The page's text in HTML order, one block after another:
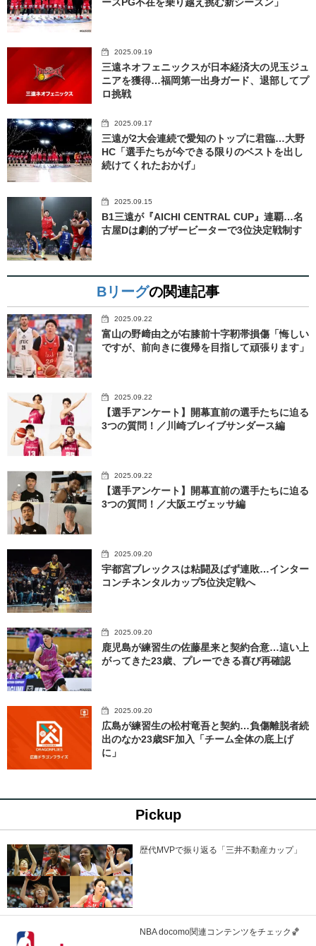
ースPG不在を乗り越え挑む新シーズン」
2025.09.19
三遠ネオフェニックスが日本経済大の児玉ジュ
ニアを獲得…福岡第一出身ガード、退部してプ
ロ挑戦
2025.09.17
三遠が2大会連続で愛知のトップに君臨…大野
HC「選手たちが今できる限りのベストを出し
続けてくれたおかげ」
2025.09.15
B1三遠が『AICHI CENTRAL CUP』連覇…名
古屋Dは劇的ブザービーターで3位決定戦制す
Bリーグの関連記事
2025.09.22
富山の野﨑由之が右膝前十字靭帯損傷「悔しい
ですが、前向きに復帰を目指して頑張ります」
2025.09.22
【選手アンケート】開幕直前の選手たちに迫る
3つの質問！／川崎ブレイブサンダース編
2025.09.22
【選手アンケート】開幕直前の選手たちに迫る
3つの質問！／大阪エヴェッサ編
2025.09.20
宇都宮ブレックスは粘闘及ばず連敗…インター
コンチネンタルカップ5位決定戦へ
2025.09.20
鹿児島が練習生の佐藤星来と契約合意…這い上
がってきた23歳、プレーできる喜び再確認
2025.09.20
広島が練習生の松村竜吾と契約…負傷離脱者続
出のなか23歳SF加入「チーム全体の底上げ
に」
Pickup
歴代MVPで振り返る「三井不動産カップ」
NBA docomo関連コンテンツをチェック🏀